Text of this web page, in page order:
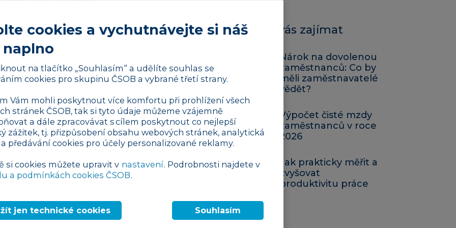
spojené se zaměstnáním
pracovníků upravuje zejména
K základním povinnostem
Pokud zaměstnáte zahraničního
místnímu krajskému Úřadu práce ČR
se rovněž ukončení pracovního
zde. Informační povinnost vzniká také v
rozlišuje
cizinec, cizinec s trvalým pobytem
zákona o zaměstnanosti je za
která není občanem České republiky,
Mohlo by vás zajímat
Nárok na dovolenou
zaměstnanců: Co by
měli zaměstnavatelé
vědět?
Výpočet čisté mzdy
zaměstnanců v roce
2026
Jak prakticky měřit a
zvyšovat
produktivitu práce
cookies a vychutnávejte si náš
na tlačítko „Souhlasím“ a udělíte souhlas se
cookies pro skupinu ČSOB a vybrané třetí strany.
Vám mohli poskytnout více komfortu při prohlížení všech
stránek ČSOB, tak si tyto údaje můžeme vzájemně
a dále zpracovávat s cílem poskytnout co nejlepší
zážitek, tj. přizpůsobení obsahu webových stránek, analytická
předávání cookies pro účely personalizované reklamy.
si cookies můžete upravit v nastavení. Podrobnosti najdete v
a podmínkách cookies ČSOB.
jen technické cookies Souhlasím